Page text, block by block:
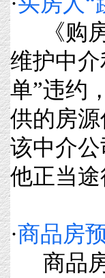
《购房
维护中
单”违约
供的房
该中介
他正当
·商品房
商品房